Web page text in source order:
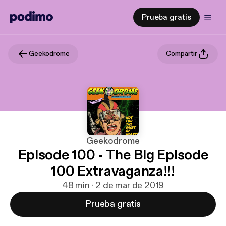
Prueba gratis
Geekodrome Compartir
Geekodrome
Episode 100 - The Big Episode
100 Extravaganza!!!
48 min · 2 de mar de 2019
Prueba gratis